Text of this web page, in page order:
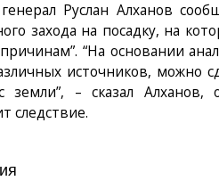
Руслан Алханов
захода на посадку, на
“На основании
источников, можно
– сказал Алханов,
следствие.